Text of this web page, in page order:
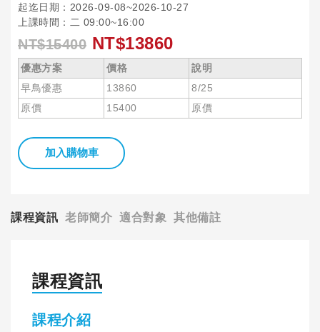
起迄日期：2026-09-08~2026-10-27
上課時間：二 09:00~16:00
NT$15400 NT$13860
優惠方案 價格
說明
早鳥優惠
13860
8/25
原價
15400 原價
加入購物車
課程資訊 老師簡介 適合對象 其他備註
課程資訊
課程介紹